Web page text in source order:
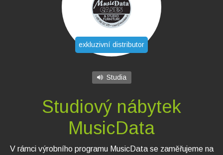
exkluzivní distributor
Studia
Studiový nábytek
MusicData
V rámci výrobního programu MusicData se zaměřujeme na